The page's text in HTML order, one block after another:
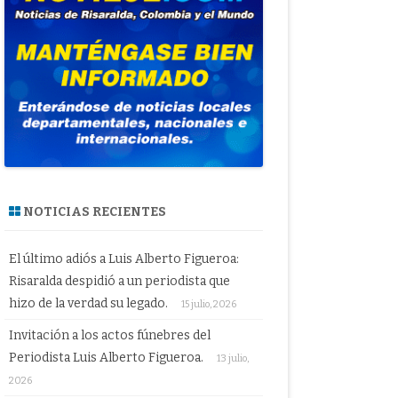
NOTICIAS RECIENTES
El último adiós a Luis Alberto Figueroa:
Risaralda despidió a un periodista que
hizo de la verdad su legado.
15 julio, 2026
Invitación a los actos fúnebres del
Periodista Luis Alberto Figueroa.
13 julio,
2026